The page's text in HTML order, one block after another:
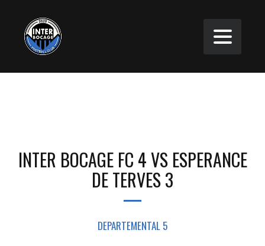
INTER BOCAGE FC 4 VS ESPERANCE
DE TERVES 3
DEPARTEMENTAL 5